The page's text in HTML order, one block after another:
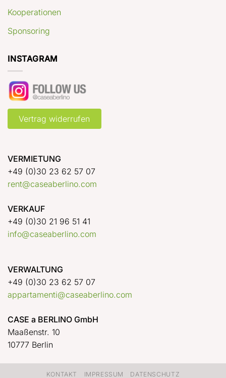
Kooperationen
Sponsoring
INSTAGRAM
Vertrag widerrufen
VERMIETUNG
+49 (0)30 23 62 57 07
rent@caseaberlino.com
VERKAUF
+49 (0)30 21 96 51 41
info@caseaberlino.com
VERWALTUNG
+49 (0)30 23 62 57 07
appartamenti@caseaberlino.com
CASE a BERLINO GmbH
Maaßenstr. 10
10777 Berlin
KONTAKT IMPRESSUM DATENSCHUTZ